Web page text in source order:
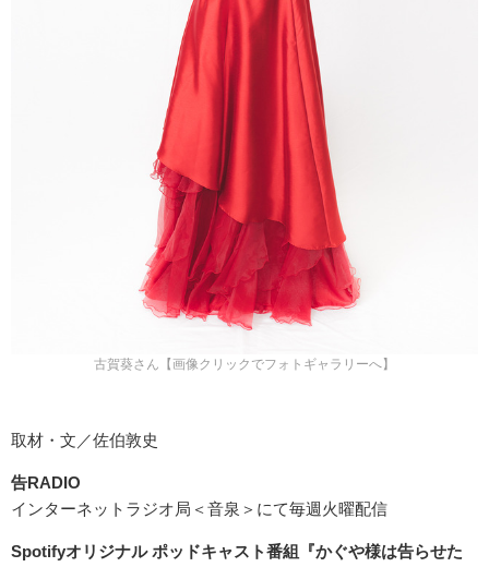
古賀葵さん【画像クリックでフォトギャラリーへ】
取材・文／佐伯敦史
告RADIO
インターネットラジオ局＜音泉＞にて毎週火曜配信
Spotifyオリジナル ポッドキャスト番組『かぐや様は告らせた